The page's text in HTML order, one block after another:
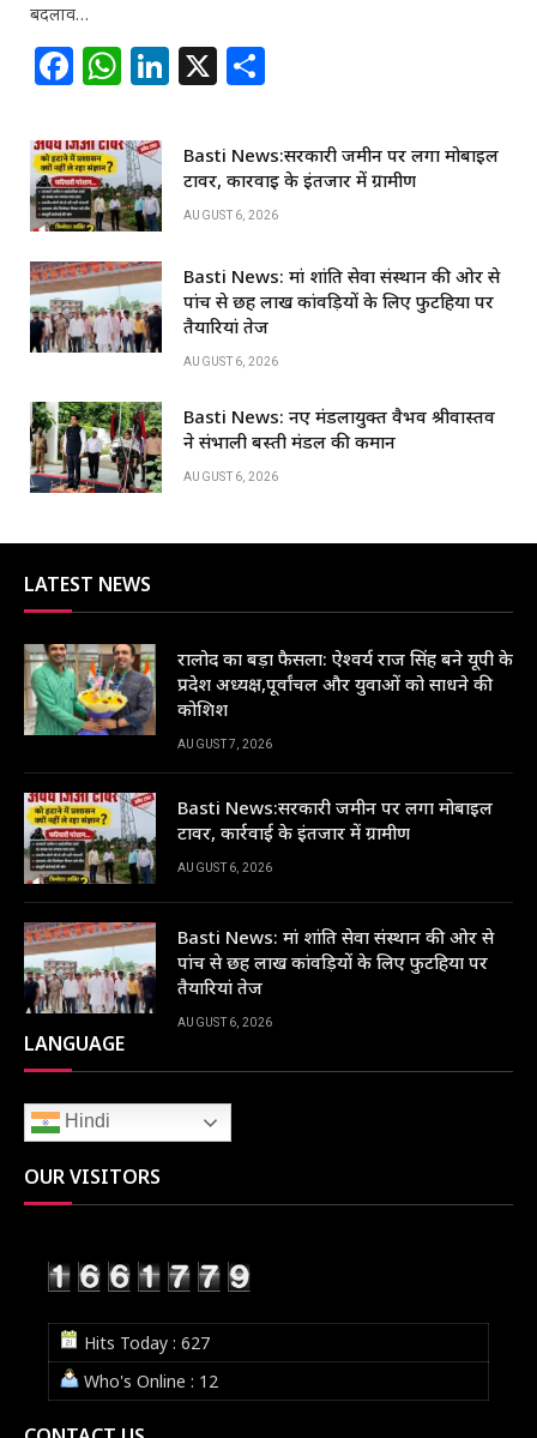
बदलाव…
F
c
e
b
o
o
k
W
at
s
A
p
p
Li
k
e
dI
X
ar
e
Basti News:सरकारी जमीन पर लगा मोबाइल
टावर, कार्रवाई के इंतजार में ग्रामीण
AUGUST 6, 2026
Basti News: मां शांति सेवा संस्थान की ओर से
पांच से छह लाख कांवड़ियों के लिए फुटहिया पर
तैयारियां तेज
AUGUST 6, 2026
Basti News: नए मंडलायुक्त वैभव श्रीवास्तव
ने संभाली बस्ती मंडल की कमान
AUGUST 6, 2026
LATEST NEWS
रालोद का बड़ा फैसला: ऐश्वर्य राज सिंह बने यूपी के
प्रदेश अध्यक्ष,पूर्वांचल और युवाओं को साधने की
कोशिश
AUGUST 7, 2026
Basti News:सरकारी जमीन पर लगा मोबाइल
टावर, कार्रवाई के इंतजार में ग्रामीण
AUGUST 6, 2026
Basti News: मां शांति सेवा संस्थान की ओर से
पांच से छह लाख कांवड़ियों के लिए फुटहिया पर
तैयारियां तेज
AUGUST 6, 2026
LANGUAGE
Hindi
OUR VISITORS
Hits Today : 627
Who's Online : 12